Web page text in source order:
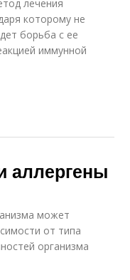
лечения
которому не
борьба с ее
иммунной
аллергены
может
от типа
организма